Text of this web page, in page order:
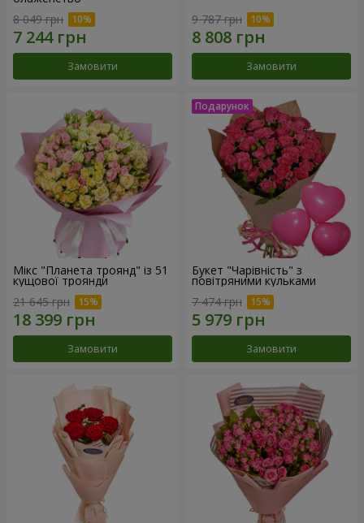
8 049 грн
Замовити
9 787 грн
Замовити
Мікс "Планета троянд" із 51
кущової троянди
21 645 грн
Замовити
Букет "Чарівність" з
повітряними кульками
7 474 грн
Замовити